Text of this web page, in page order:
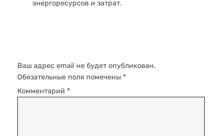
энергоресурсов и затрат.
Ваш адрес email не будет опубликован.
Обязательные поля помечены *
Комментарий *